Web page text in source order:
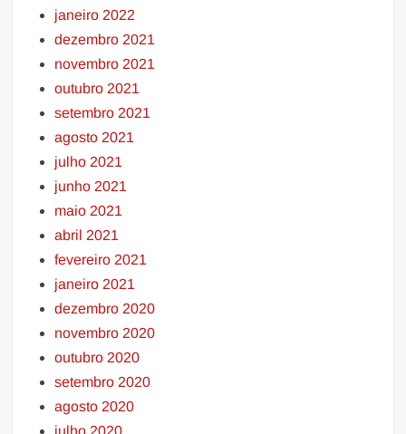
janeiro 2022
dezembro 2021
novembro 2021
outubro 2021
setembro 2021
agosto 2021
julho 2021
junho 2021
maio 2021
abril 2021
fevereiro 2021
janeiro 2021
dezembro 2020
novembro 2020
outubro 2020
setembro 2020
agosto 2020